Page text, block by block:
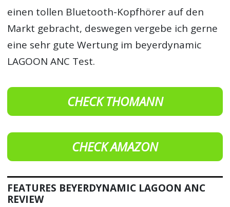
einen tollen Bluetooth-Kopfhörer auf den
Markt gebracht, deswegen vergebe ich gerne
eine sehr gute Wertung im beyerdynamic
LAGOON ANC Test.
CHECK THOMANN
CHECK AMAZON
FEATURES BEYERDYNAMIC LAGOON ANC
REVIEW